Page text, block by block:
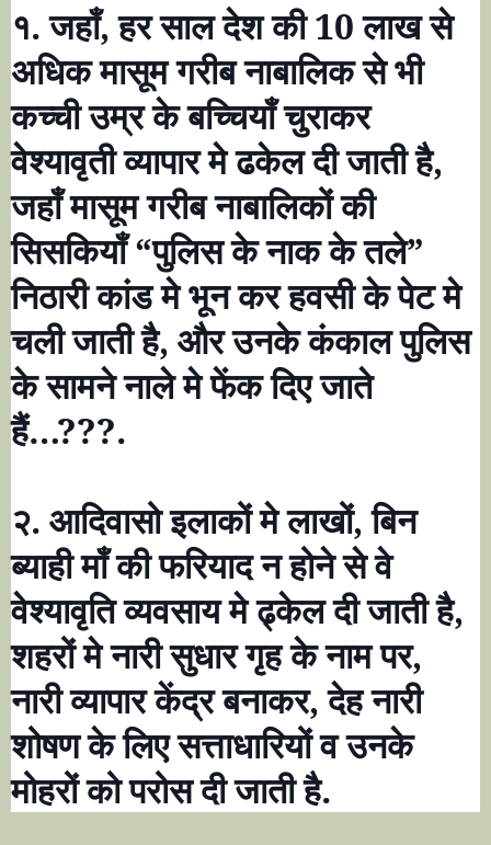
१. जहाँ,हर साल देश की10लाख से
अधिक मासूम गरीब नाबालिक से भी
कच्ची उम्र के बच्चियाँ चुराकर
वेश्यावृती व्यापार मे ढकेल दी जाती है,
जहाँ मासूम गरीब नाबालिकों की
सिसकियाँ“पुलिस के नाक के तले”
निठारी कांड मे भून कर हवसी के पेट मे
चली जाती है, और उनके कंकाल पुलिस
के सामने नाले मे फेंक दिए जाते
हैं…???.
२. आदिवासो इलाकों मे लाखों,बिन
ब्याही माँ की फरियाद न होने से वे
वेश्यावृति व्यवसाय मे ढ्केल दी जाती है,
शहरों मे नारी सुधार गृह के नाम पर,
नारी व्यापार केंद्र बनाकर,देह नारी
शोषण के लिए सत्ताधारियों व उनके
मोहरों को परोस दी जाती है.